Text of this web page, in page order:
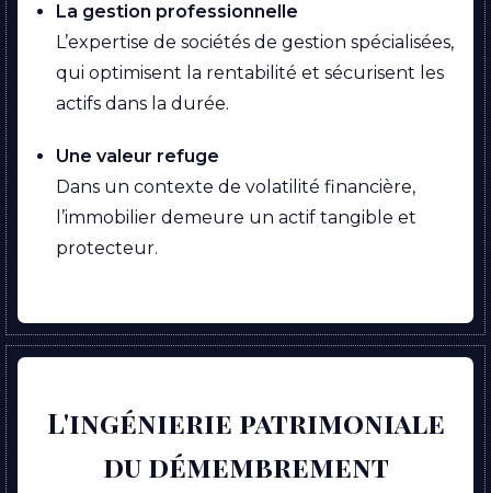
La gestion professionnelle
L’expertise de sociétés de gestion spécialisées,
qui optimisent la rentabilité et sécurisent les
actifs dans la durée.
Une valeur refuge
Dans un contexte de volatilité financière,
l’immobilier demeure un actif tangible et
protecteur.
L'ingénierie patrimoniale
du démembrement